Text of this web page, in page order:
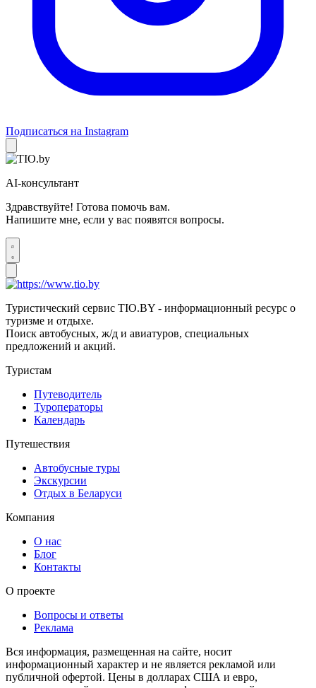
Подписаться на Instagram
AI-консультант
Здравствуйте! Готова помочь вам.
Напишите мне, если у вас появятся вопросы.
Туристический сервис TIO.BY - информационный ресурс о
туризме и отдыхе.
Поиск автобусных, ж/д и авиатуров, специальных
предложений и акций.
Туристам
Путеводитель
Туроператоры
Календарь
Путешествия
Автобусные туры
Экскурсии
Отдых в Беларуси
Компания
О нас
Блог
Контакты
О проекте
Вопросы и ответы
Реклама
Вся информация, размещенная на сайте, носит
информационный характер и не является рекламой или
публичной офертой. Цены в долларах США и евро,